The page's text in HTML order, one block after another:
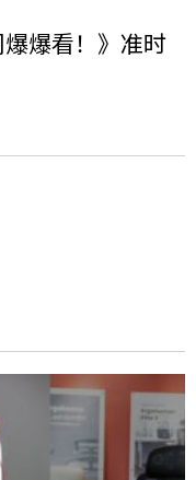
爆看！》准时